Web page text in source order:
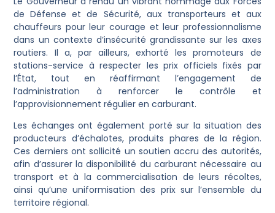
de Défense et de Sécurité, aux transporteurs et aux
chauffeurs pour leur courage et leur professionnalisme
dans un contexte d’insécurité grandissante sur les axes
routiers. Il a, par ailleurs, exhorté les promoteurs de
stations-service à respecter les prix officiels fixés par
l’État, tout en réaffirmant l’engagement de
l’administration à renforcer le contrôle et
l’approvisionnement régulier en carburant.
Les échanges ont également porté sur la situation des
producteurs d’échalotes, produits phares de la région.
Ces derniers ont sollicité un soutien accru des autorités,
afin d’assurer la disponibilité du carburant nécessaire au
transport et à la commercialisation de leurs récoltes,
ainsi qu’une uniformisation des prix sur l’ensemble du
territoire régional.